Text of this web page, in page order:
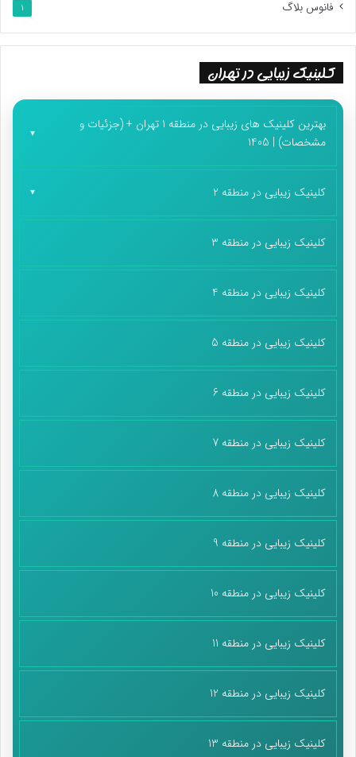
فانوس بلاگ 1
کلینیک زیبایی در تهران
بهترین کلینیک های زیبایی در منطقه 1 تهران + (جزئیات و
مشخصات) | 1405
کلینیک زیبایی در منطقه 2
کلینیک زیبایی در منطقه 3
کلینیک زیبایی در منطقه 4
کلینیک زیبایی در منطقه 5
کلینیک زیبایی در منطقه 6
کلینیک زیبایی در منطقه 7
کلینیک زیبایی در منطقه 8
کلینیک زیبایی در منطقه 9
کلینیک زیبایی در منطقه 10
کلینیک زیبایی در منطقه 11
کلینیک زیبایی در منطقه 12
کلینیک زیبایی در منطقه 13